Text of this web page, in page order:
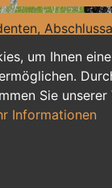
um Ihnen
Sie unserer
Informationen
Assistenz,
und Nebenjobs
duale